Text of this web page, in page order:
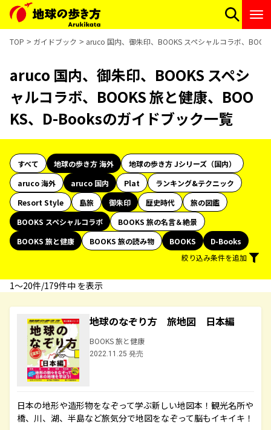
TOP ガイドブック aruco 国内、御朱印、BOOKS スペシャルコラボ、
aruco 国内、御朱印、BOOKS スペシ
ャルコラボ、BOOKS 旅と健康、BOO
KS、D-Booksのガイドブック一覧
すべて 地球の歩き方 海外
地球の歩き方 Jシリーズ（国内）
aruco 海外
aruco 国内 Plat
ランキング&テクニック
Resort Style
島旅 御朱印 歴史時代
旅の図鑑
BOOKS スペシャルコラボ
BOOKS 旅の名言＆絶景
BOOKS 旅と健康
BOOKS 旅の読み物 BOOKS
D-Books
絞り込み条件を追加
1〜20件/179件中 を表示
地球のなぞり方 旅地図 日本編
BOOKS 旅と健康
2022.11.25 発売
日本の地形や造形物をなぞって学ぶ新しい地図本！観光名所や
橋、川、湖、半島など旅気分で地図をなぞって脳もイキイキ！